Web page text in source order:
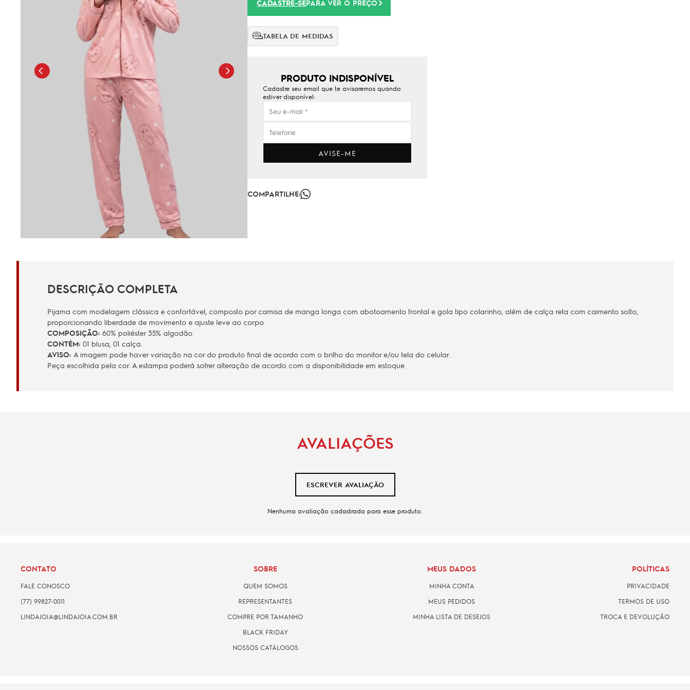
CADASTRE-SEPARA VER O PREÇO
TABELA DE MEDIDAS
PRODUTO INDISPONÍVEL
Cadastre seu email que te avisaremos quando
estiver disponível:
AVISE-ME
COMPARTILHE:
DESCRIÇÃO COMPLETA
Pijama com modelagem clássica e confortável, composto por camisa de manga longa com abotoamento frontal e gola tipo colarinho, além de calça reta com caimento solto,
proporcionando liberdade de movimento e ajuste leve ao corpo
COMPOSIÇÃO: 60% poliéster 35% algodão
CONTÉM: 01 blusa, 01 calça.
AVISO: A imagem pode haver variação na cor do produto final de acordo com o brilho do monitor e/ou tela do celular.
Peça escolhida pela cor. A estampa poderá sofrer alteração de acordo com a disponibilidade em estoque
AVALIAÇÕES
ESCREVER AVALIAÇÃO
Nenhuma avaliação cadastrada para esse produto.
CONTATO
FALE CONOSCO
(77) 99827-0011
LINDAJOIA@LINDAJOIA.COM.BR
SOBRE
QUEM SOMOS
REPRESENTANTES
COMPRE POR TAMANHO
BLACK FRIDAY
NOSSOS CATÁLOGOS
MEUS DADOS
MINHA CONTA
MEUS PEDIDOS
MINHA LISTA DE DESEJOS
POLÍTICAS
PRIVACIDADE
TERMOS DE USO
TROCA E DEVOLUÇÃO